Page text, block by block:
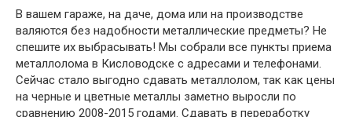
В вашем гараже, на даче, дома или на производстве
валяются без надобности металлические предметы? Не
спешите их выбрасывать! Мы собрали все пункты приема
металлолома в Кисловодске с адресами и телефонами.
Сейчас стало выгодно сдавать металлолом, так как цены
на черные и цветные металлы заметно выросли по
сравнению 2008-2015 годами. Сдавать в переработку